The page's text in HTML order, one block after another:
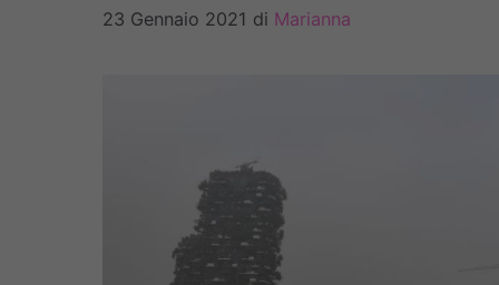
23 Gennaio 2021 di Marianna